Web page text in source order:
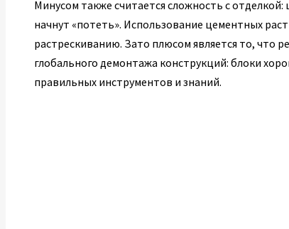
Минусом также считается сложность с
начнут «потеть». Использование цементных
растрескиванию. Зато плюсом является то, что
глобального демонтажа конструкций: блоки
правильных инструментов и знаний.